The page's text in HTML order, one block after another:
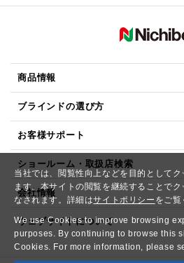
当社では、閲覧性向上などを目的として
ます。本サイトの閲覧を継続することで
なされます。詳細はサイトポリシー をご覧
We use Cookies to improve browsing
purposes. By continuing to browse this
Cookies. For more information, please
商品情報
ブラインドの選び方
お客様サポート
ショールーム・取扱店検索
会社情報
ウェブサイトについて